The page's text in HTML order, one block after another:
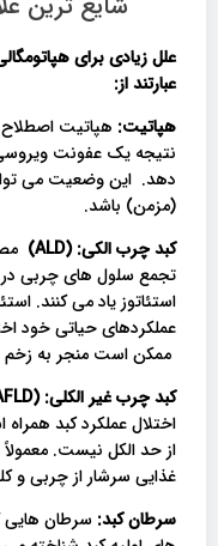
علل زیادی برای
عبارتند از:
هپاتیت: هپاتیت اصطلاح
نتیجه یک عفونت
دهد. این وضعیت می
(مزمن) باشد.
کبد چرب الکی:
(ALD)
تجمع سلول های چربی در
استئاتوز یاد می کنند.
ممکن است منجر به زخم
کبد چرب غیر الکلی:
(NAFLD
از حد الکل نیست. معمولاً
غذایی سرشار از چربی و
سرطان کبد: سرطان هایی